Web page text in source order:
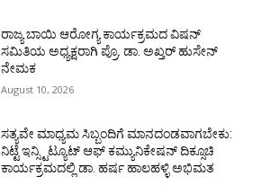
ರಾಜ್ಯ ಬಾಯಿ ಆರೋಗ್ಯ ಕಾರ್ಯಕ್ರಮದ ವಿಷನ್
ಸಮಿತಿಯ ಅಧ್ಯಕ್ಷರಾಗಿ ಪ್ರೊ. ಡಾ. ಅಖ್ತರ್ ಹುಸೇನ್
ನೇಮಕ
August 10, 2026
ಸತ್ಯವೇ ಮಾಧ್ಯಮ ಸಿಬ್ಬಂದಿಗೆ ಮಾನದಂಡವಾಗಬೇಕು:
ನಿಟ್ಟೆ ಇನ್ಸ್ಟಿಟ್ಯೂಟ್ ಆಫ್ ಕಮ್ಯುನಿಕೇಷನ್ ದಿಕ್ಸೂಚಿ
ಕಾರ್ಯಕ್ರಮದಲ್ಲಿ ಡಾ. ಹರ್ಷ ಹಾಲಹಳ್ಳಿ ಅಭಿಮತ